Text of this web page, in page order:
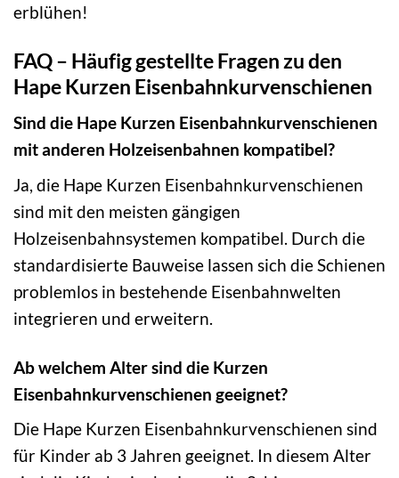
erblühen!
FAQ – Häufig gestellte Fragen zu den
Hape Kurzen Eisenbahnkurvenschienen
Sind die Hape Kurzen Eisenbahnkurvenschienen
mit anderen Holzeisenbahnen kompatibel?
Ja, die Hape Kurzen Eisenbahnkurvenschienen
sind mit den meisten gängigen
Holzeisenbahnsystemen kompatibel. Durch die
standardisierte Bauweise lassen sich die Schienen
problemlos in bestehende Eisenbahnwelten
integrieren und erweitern.
Ab welchem Alter sind die Kurzen
Eisenbahnkurvenschienen geeignet?
Die Hape Kurzen Eisenbahnkurvenschienen sind
für Kinder ab 3 Jahren geeignet. In diesem Alter